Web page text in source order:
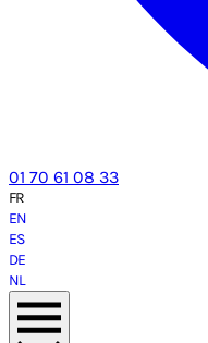
01 70 61 08 33
FR
EN
ES
DE
NL